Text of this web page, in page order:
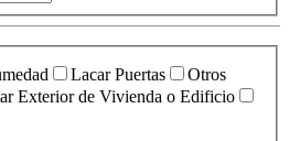
Lacar Puertas
Otros
Exterior de Vivienda o Edificio